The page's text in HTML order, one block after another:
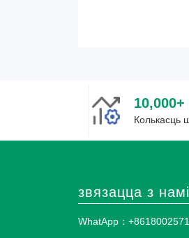
10,000+
Колькасць
звязацца з намі
WhatApp：